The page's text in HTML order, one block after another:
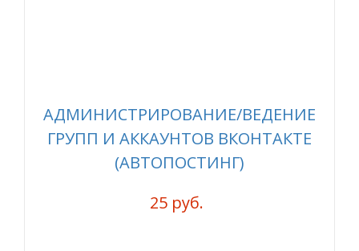
АДМИНИСТРИРОВАНИЕ/ВЕДЕНИЕ
ГРУПП И АККАУНТОВ ВКОНТАКТЕ
(АВТОПОСТИНГ)
25 руб.